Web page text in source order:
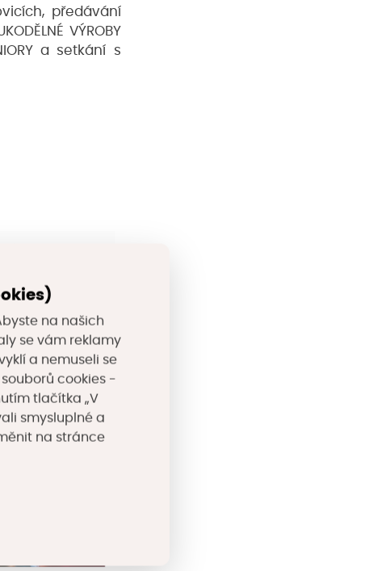
předávání
VÝROBY
a setkání s
na našich
se vám reklamy
a nemuseli se
cookies -
tlačítka „V
smysluplné a
na stránce